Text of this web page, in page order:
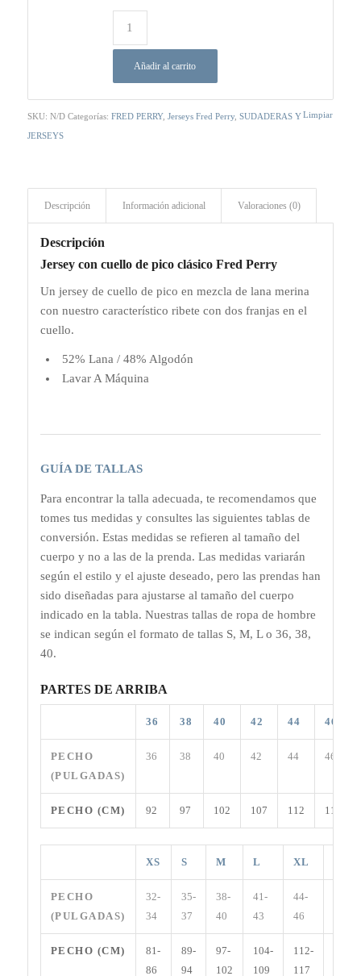
170,00 €.
149,00 €.
Limpiar
Añadir al carrito
SKU: N/D Categorías: FRED PERRY, Jerseys Fred Perry, SUDADERAS Y
JERSEYS
Descripción Información adicional Valoraciones (0)
Descripción
Jersey con cuello de pico clásico Fred Perry
Un jersey de cuello de pico en mezcla de lana merina
con nuestro característico ribete con dos franjas en el
cuello.
52% Lana / 48% Algodón
Lavar A Máquina
GUÍA DE TALLAS
Para encontrar la talla adecuada, te recomendamos que
tomes tus medidas y consultes las siguientes tablas de
conversión. Estas medidas se refieren al tamaño del
cuerpo y no a las de la prenda. Las medidas variarán
según el estilo y el ajuste deseado, pero las prendas han
sido diseñadas para ajustarse al tamaño del cuerpo
indicado en la tabla. Nuestras tallas de ropa de hombre
se indican según el formato de tallas S, M, L o 36, 38,
40.
PARTES DE ARRIBA
36 38 40 42 44 46
PECHO
(PULGADAS)
36 38 40 42 44 46
PECHO (CM) 92 97 102 107 112 117
XS S M L XL
PECHO
(PULGADAS)
32-
34
35-
37
38-
40
41-
43
44-
46
PECHO (CM)
81-
86
89-
94
97-
102
104-
109
112-
117